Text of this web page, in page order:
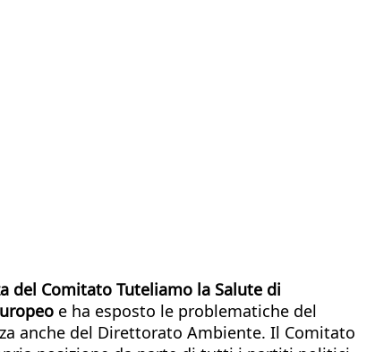
del Comitato Tuteliamo la Salute di
e ha esposto le problematiche del
anche del Direttorato Ambiente. Il Comitato